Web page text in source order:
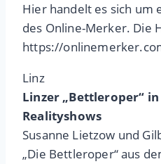
Hier handelt es sich um
des Online-Merker. Die
https://
Linz
Linzer „Bettleroper“
Realityshows
Susanne Lietzow und
„Die Bettleroper“ aus